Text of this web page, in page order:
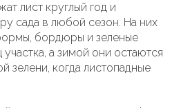
лист круглый год и
сада в любой сезон. На них
бордюры и зеленые
а зимой они остаются
зелени, когда листопадные